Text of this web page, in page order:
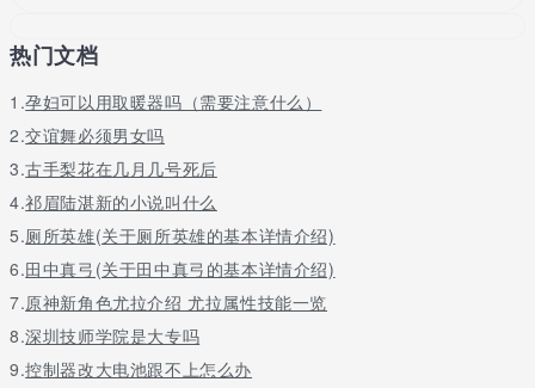
热门文档
1.孕妇可以用取暖器吗（需要注意什么）
2.交谊舞必须男女吗
3.古手梨花在几月几号死后
4.祁眉陆湛新的小说叫什么
5.厕所英雄(关于厕所英雄的基本详情介绍)
6.田中真弓(关于田中真弓的基本详情介绍)
7.原神新角色尤拉介绍 尤拉属性技能一览
8.深圳技师学院是大专吗
9.控制器改大电池跟不上怎么办